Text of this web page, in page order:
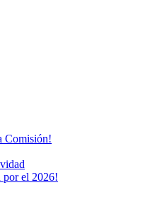
Comisión!
por el 2026!